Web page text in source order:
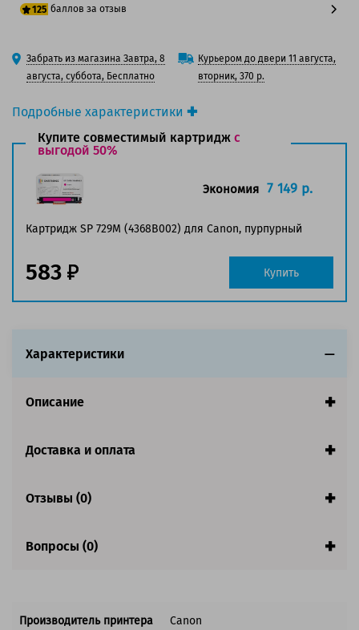
Подробные характеристики
Производитель принтера:Canon
Производитель:Canon
Оригинальность:
Оригинальный
Цвет:Пурпурный
Ресурс:1 000 страниц формата А4 при 5%
Страна:
Япония
125 баллов за отзыв
100 баллов
125 баллов
Забрать из магазина Завтра, 8
августа, суббота, Бесплатно
Курьером до двери 11 августа,
вторник, 370 р.
Купите совместимый картридж с
выгодой 50%
Картридж SP 729M (4368B002) для Canon, пурпурный
Экономия 7 149 р.
583 Купить
Характеристики
Описание
Доставка и оплата
Отзывы (0)
Вопросы (0)
Производитель принтера Canon